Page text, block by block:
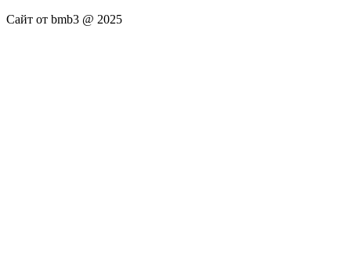
Сайт от bmb3 @ 2025